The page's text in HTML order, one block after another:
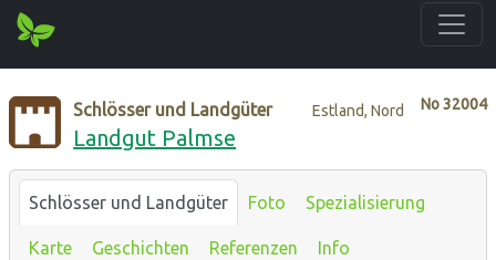
No32004
Schlösser und Landgüter Estland, Nord
Landgut Palmse
Schlösser und Landgüter Foto Spezialisierung
Karte Geschichten Referenzen Info